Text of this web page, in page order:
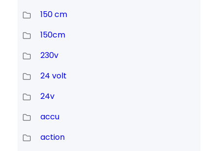
150 cm
150cm
230v
24 volt
24v
accu
action